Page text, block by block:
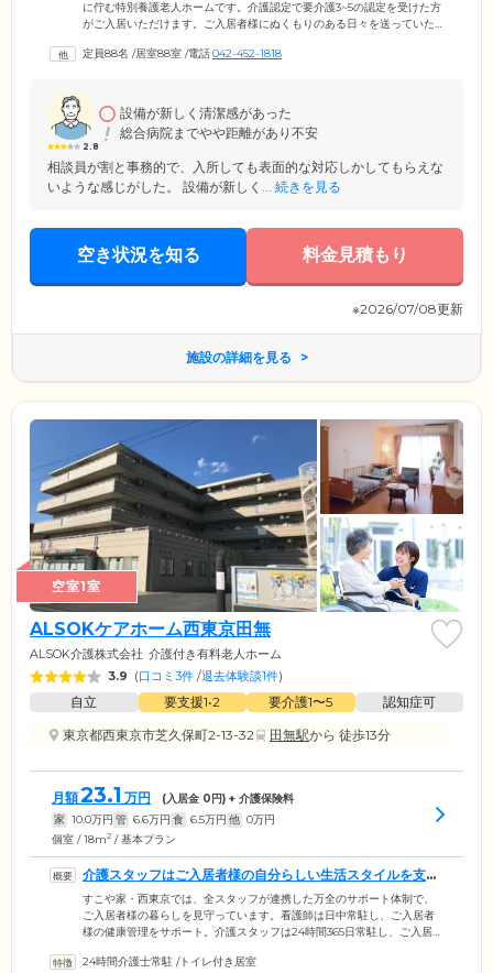
に佇む特別養護老人ホームです。介護認定で要介護3~5の認定を受けた方
がご入居いただけます。ご入居者様にぬくもりのある日々を送っていた
フを配置する「ユニット型」を採用。お一人おひとりに対して丁寧に向
目が気になる」という方も安心してお過ごしいただけます。
定員88名 /居室88室 /電話042-452-1818
2.8
設備が新しく清潔感があった
総合病院までやや距離があり不安
相談員が割と事務的で、入所しても表面的な対応しかしてもらえな
いような感じがした。 設備が新しく... 続きを見る
空き状況を知る 料金見積もり
※2026/07/08更新
施設の詳細を見る
空室1室
ALSOKケアホーム西東京田無
ALSOK介護株式会社 介護付き有料老人ホーム
3.9 (口コミ3件 /退去体験談1件)
自立 要支援1•2 要介護1〜5
認知症可
東京都西東京市芝久保町2-13-32
田無駅から 徒歩13分
月額23.1 万円 (入居金 0円) + 介護保険料
家 10.0万円 管 6.6万円 食 6.5万円 他 0万円
個室 / 18m2 / 基本プラン
介護スタッフはご入居者様の自分らしい生活スタイルを支え
ます
すこや家・西東京では、全スタッフが連携した万全のサポート体制で、
ご入居者様の暮らしを見守っています。看護師は日中常駐し、ご入居者
様の健康管理をサポート。介護スタッフは24時間365日常駐し、ご入居者
ービスをご提供しています。医療体制については、提携する往診医や歯
24時間介護士常駐 /トイレ付き居室